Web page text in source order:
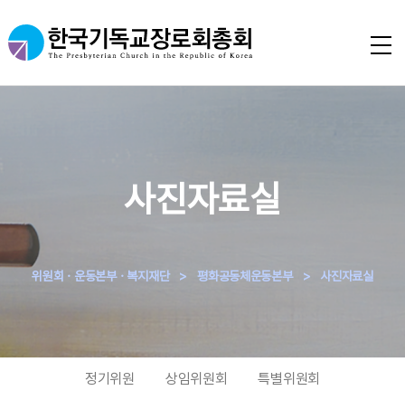
사진자료실
위원회ㆍ운동본부ㆍ복지재단 > 평화공동체운동본부 > 사진자료실
정기위원 상임위원회 특별위원회